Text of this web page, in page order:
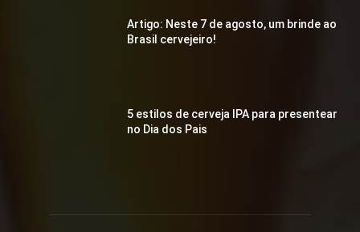
Artigo: Neste 7 de agosto, um brinde ao
Brasil cervejeiro!
5 estilos de cerveja IPA para presentear
no Dia dos Pais